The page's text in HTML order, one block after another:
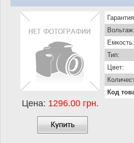
Цена: 1296.00 грн.
Вольтаж:
Емкость:
Тип:
Цвет:
Код